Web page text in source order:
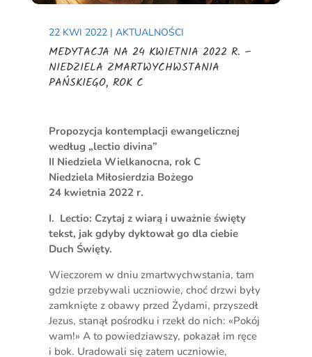
22 KWI 2022| AKTUALNOŚCI
MEDYTACJA NA 24 KWIETNIA 2022 R. –
NIEDZIELA ZMARTWYCHWSTANIA
PAŃSKIEGO, ROK C
Propozycja kontemplacji ewangelicznej
według „lectio divina”
II Niedziela Wielkanocna, rok C
Niedziela Miłosierdzia Bożego
24 kwietnia 2022 r.
I. Lectio: Czytaj z wiarą i uważnie święty
tekst, jak gdyby dyktował go dla ciebie
Duch Święty.
Wieczorem w dniu zmartwychwstania, tam
gdzie przebywali uczniowie, choć drzwi były
zamknięte z obawy przed Żydami, przyszedł
Jezus, stanął pośrodku i rzekł do nich: «Pokój
wam!» A to powiedziawszy, pokazał im ręce
i bok. Uradowali się zatem uczniowie,